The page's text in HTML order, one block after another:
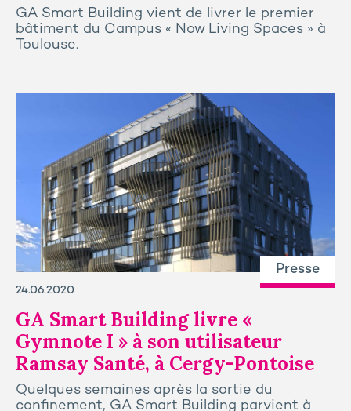
GA Smart Building vient de livrer le premier
bâtiment du Campus « Now Living Spaces » à
Toulouse.
Presse
24.06.2020
GA Smart Building livre «
Gymnote I » à son utilisateur
Ramsay Santé, à Cergy-Pontoise
Quelques semaines après la sortie du
confinement, GA Smart Building parvient à